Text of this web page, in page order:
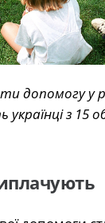
допомогу у
з 15